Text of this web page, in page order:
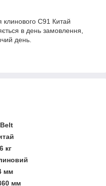
C91 Китай
в день замовлення,
день.
кг
мм
мм